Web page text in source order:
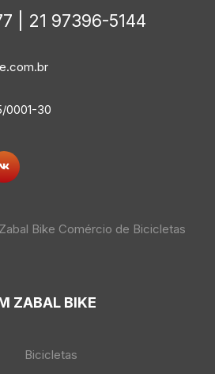
| 21 97396-5144
0001-30
Bike Comércio de Bicicletas
ZABAL BIKE
Bicicletas